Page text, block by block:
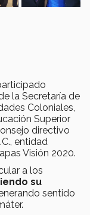
la Secretaría de
Coloniales,
Superior
directivo
entidad
Visión 2020.
a los
su
sentido